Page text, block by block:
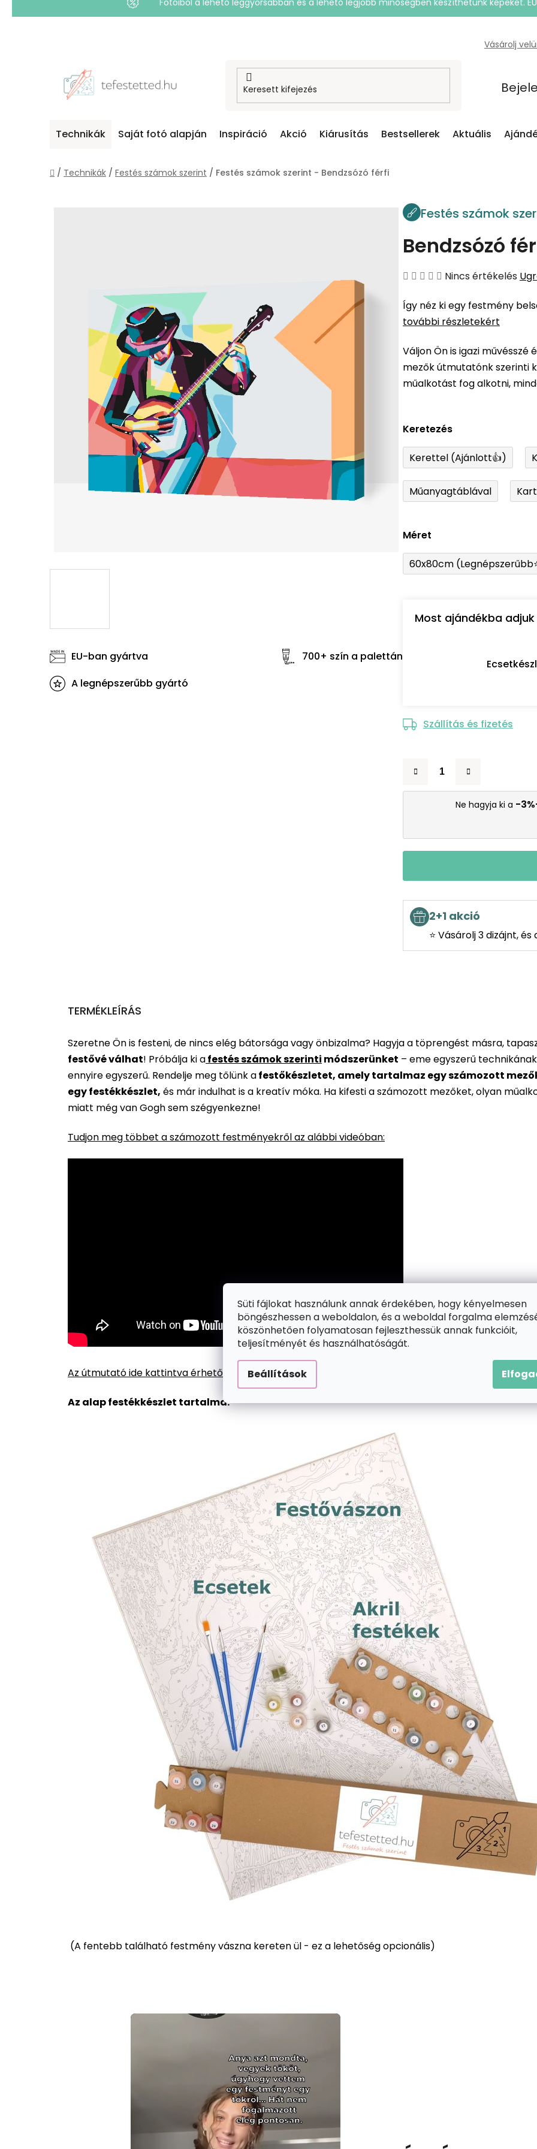
Süti fájlokat használunk annak érdekében, hogy kényelmesen
böngészhessen a weboldalon, és a weboldal forgalma
köszönhetően folyamatosan fejleszthessük annak funkcióit,
teljesítményét és használhatóságát.
Beállítások
Fotóiból a lehető leggyorsabban és a lehető legjobb minőségben készíthetünk képeket.
Vásárolj
Technikák Saját fotó alapján Inspiráció Akció Kiárusítás Bestsellerek Aktuális
Kezdőlap
/ Technikák / Festés számok szerint / Festés számok szerint - Bendzsózó férfi
Festés számok
Bendzsózó
A
átlagos
értékelése
ből
0,0
csillag.
Nincs értékelés
Így néz ki egy festmény
további részletekért
Váljon Ön is igazi
mezők útmutatónk szerinti
műalkotást fog alkotni,
Keretezés
Kerettel (Ajánlott👍)
Műanyagtáblával
Méret
60x80cm
Most ajándékba
Szállítás és fizetés
Ne hagyja ki a -
2+1 akció
⭐ Vásárolj 3 dizájnt,
EU-ban gyártva
700+ szín a palettán
A legnépszerűbb gyártó
TERMÉKLEÍRÁS
Szeretne Ön is festeni, de nincs elég bátorsága vagy önbizalma? Hagyja a töprengést másra,
festővé válhat! Próbálja ki afestés számok szerinti módszerünket – eme egyszerű
ennyire egyszerű. Rendelje meg tőlünk afestőkészletet, amely tartalmaz egy számozott
egy festékkészlet, és már indulhat is a kreatív móka. Ha kifesti a számozott mezőket, olyan
miatt még van Gogh sem szégyenkezne!
Tudjon meg többet a számozott festményekről az alábbi videóban:
Az útmutató ide kattintva érhető el.
Az alap festékkészlet tartalma:
(A fentebb található festmény vászna kereten ül - ez a lehetőség opcionális)